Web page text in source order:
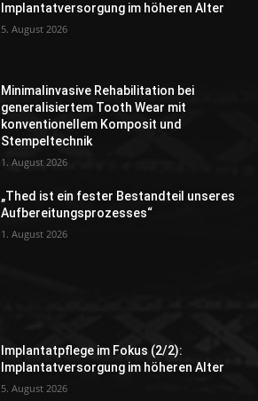
Implantatversorgung im höheren Alter
5. August 2026
Minimalinvasive Rehabilitation bei
generalisiertem Tooth Wear mit
konventionellem Komposit und
Stempeltechnik
1. August 2026
„Thed ist ein fester Bestandteil unseres
Aufbereitungsprozesses“
1. August 2026
Implantatpflege im Fokus (2/2):
Implantatversorgung im höheren Alter
5. August 2026